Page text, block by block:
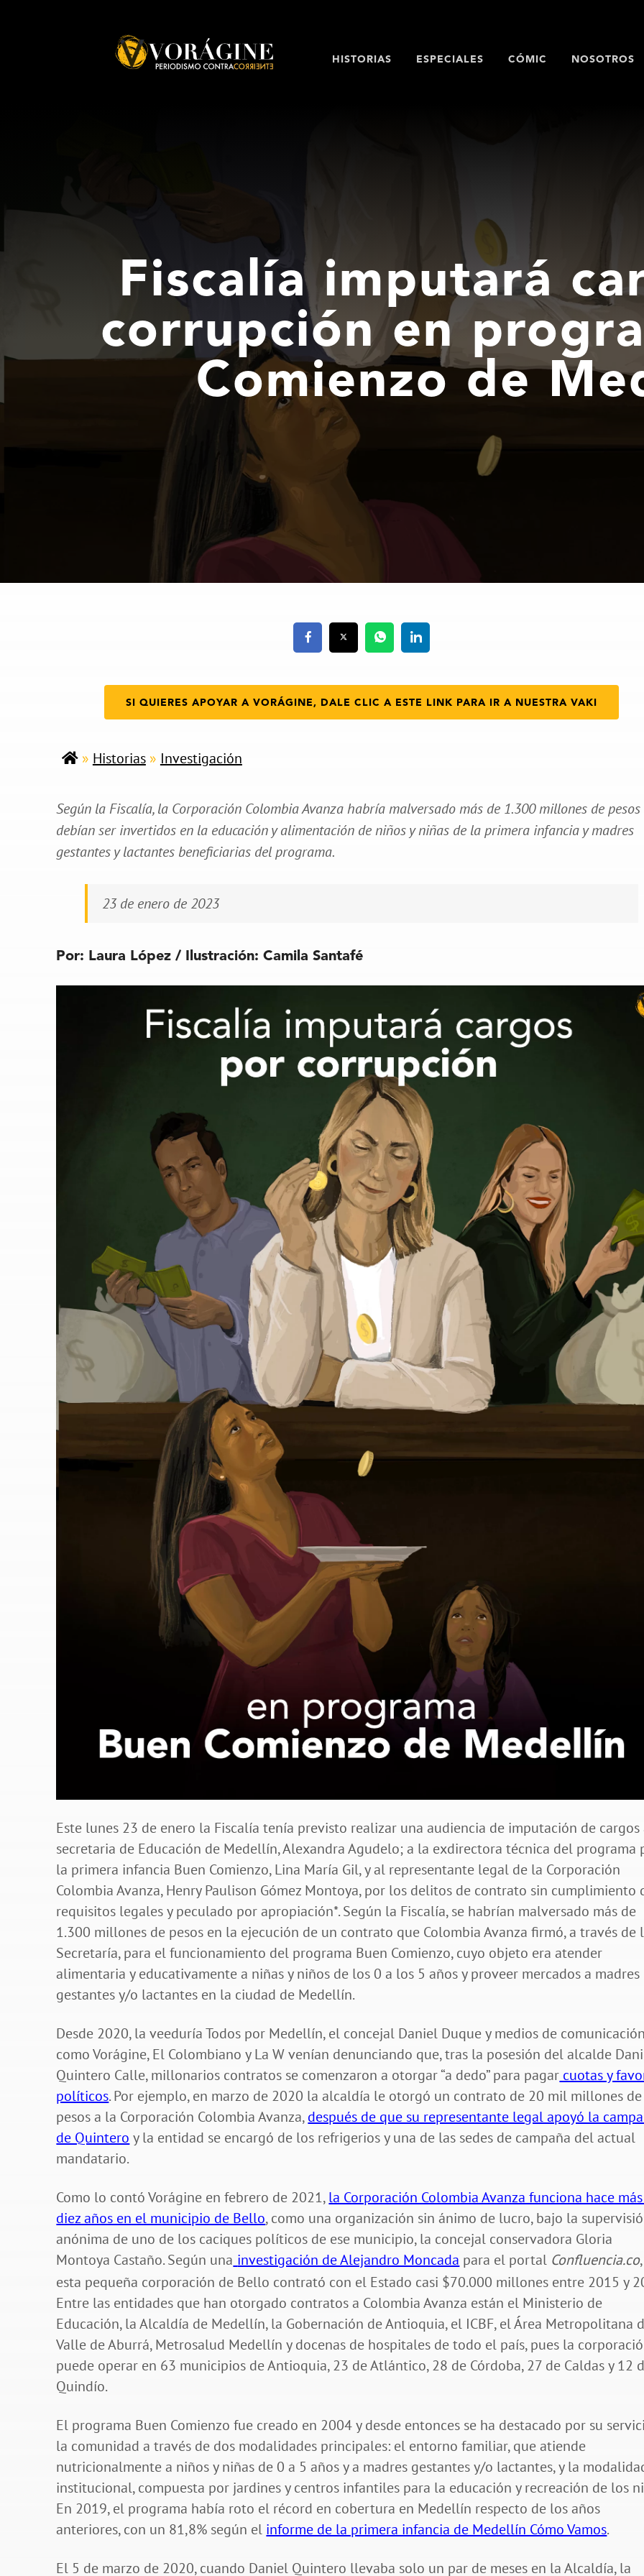
HISTORIAS ESPECIALES CÓMIC NOSOTROS
Fiscalía imputará
corrupción en
Comienzo de
SI QUIERES APOYAR A VORÁGINE, DALE CLIC A ESTE LINK PARA IR A NUESTRA VAKI
» Historias» Investigación
Según la Fiscalía, la Corporación Colombia Avanza habría malversado más de 1.300 millones de pesos
debían ser invertidos en la educación y alimentación de niños y niñas de la primera infancia y madres
gestantes y lactantes beneficiarias del programa.
23 de enero de 2023
Por: Laura López / Ilustración: Camila Santafé
Este lunes 23 de enero la Fiscalía tenía previsto realizar una audiencia de imputación de cargos
secretaria de Educación de Medellín, Alexandra Agudelo; a la exdirectora técnica del programa
la primera infancia Buen Comienzo, Lina María Gil, y al representante legal de la Corporación
Colombia Avanza, Henry Paulison Gómez Montoya, por los delitos de contrato sin cumplimiento
requisitos legales y peculado por apropiación*. Según la Fiscalía, se habrían malversado más de
1.300 millones de pesos en la ejecución de un contrato que Colombia Avanza firmó, a través de
Secretaría, para el funcionamiento del programa Buen Comienzo, cuyo objeto era atender
alimentaria y educativamente a niñas y niños de los 0 a los 5 años y proveer mercados a madres
gestantes y/o lactantes en la ciudad de Medellín.
Desde 2020, la veeduría Todos por Medellín, el concejal Daniel Duque y medios de
como Vorágine, El Colombiano y La W venían denunciando que, tras la posesión del alcalde
Quintero Calle, millonarios contratos se comenzaron a otorgar “a dedo” para pagar cuotas y
políticos. Por ejemplo, en marzo de 2020 la alcaldía le otorgó un contrato de 20 mil millones de
pesos a la Corporación Colombia Avanza,después de que su representante legal apoyó la
de Quintero y la entidad se encargó de los refrigerios y una de las sedes de campaña del actual
mandatario.
Como lo contó Vorágine en febrero de 2021,la Corporación Colombia Avanza funciona hace
diez años en el municipio de Bello, como una organización sin ánimo de lucro, bajo la
anónima de uno de los caciques políticos de ese municipio, la concejal conservadora Gloria
Montoya Castaño. Según una investigación de Alejandro Moncada para el portal Confluencia.co,
esta pequeña corporación de Bello contrató con el Estado casi $70.000 millones entre 2015 y
Entre las entidades que han otorgado contratos a Colombia Avanza están el Ministerio de
Educación, la Alcaldía de Medellín, la Gobernación de Antioquia, el ICBF, el Área Metropolitana
Valle de Aburrá, Metrosalud Medellín y docenas de hospitales de todo el país, pues la
puede operar en 63 municipios de Antioquia, 23 de Atlántico, 28 de Córdoba, 27 de Caldas y 12
Quindío.
El programa Buen Comienzo fue creado en 2004 y desde entonces se ha destacado por su
la comunidad a través de dos modalidades principales: el entorno familiar, que atiende
nutricionalmente a niños y niñas de 0 a 5 años y a madres gestantes y/o lactantes, y la
institucional, compuesta por jardines y centros infantiles para la educación y recreación de los
En 2019, el programa había roto el récord en cobertura en Medellín respecto de los años
anteriores, con un 81,8% según el informe de la primera infancia de Medellín Cómo Vamos.
El 5 de marzo de 2020, cuando Daniel Quintero llevaba solo un par de meses en la Alcaldía, la